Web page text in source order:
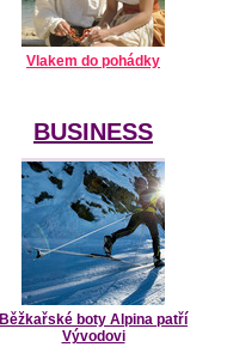
Vlakem do pohádky
BUSINESS
Běžkařské boty Alpina patří
Vývodovi